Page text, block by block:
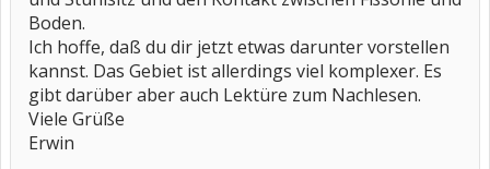
Boden.
Ich hoffe, daß du dir jetzt etwas darunter vorstellen
kannst. Das Gebiet ist allerdings viel komplexer. Es
gibt darüber aber auch Lektüre zum Nachlesen.
Viele Grüße
Erwin